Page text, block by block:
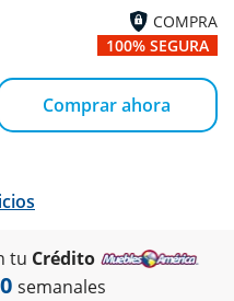
COMPRA
100% SEGURA
Comprar ahora
tu Crédito
semanales